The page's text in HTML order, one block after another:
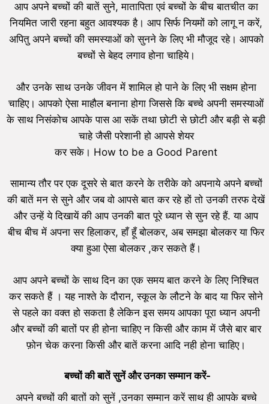
आप अपने बच्चों की बातें सुने, मातापिता एवं बच्चों के बीच बातचीत का
नियमित जारी रहना बहुत आवश्यक है। आप सिर्फ नियमों को लागू न करें,
अपितु अपने बच्चों की समस्याओं को सुनने के लिए भी मौजूद रहे। आपको
बच्चों से बेहद लगाव होना चाहिये।
और उनके साथ उनके जीवन में शामिल हो पाने के लिए भी सक्षम होना
चाहिए। आपको ऐसा माहौल बनाना होगा जिससे कि बच्चे अपनी समस्याओं
के साथ निसंकोच आपके पास आ सकें तथा छोटी से छोटी और बड़ी से बड़ी
चाहे जैसी परेशानी हो आपसे शेयर
कर सके। How to be a Good Parent
सामान्य तौर पर एक दूसरे से बात करने के तरीके को अपनाये अपने बच्चों
की बातें मन से सुने और जब वो आपसे बात कर रहे हों तो उनकी तरफ देखें
और उन्हें ये दिखायें की आप उनकी बात पूरे ध्यान से सुन रहे हैं. या आप
बीच बीच में अपना सर हिलाकर, हाँ हूँ बोलकर, अब समझा बोलकर या फिर
क्या हुआ ऐसा बोलकर ,कर सकते हैं।
आप अपने बच्चों के साथ दिन का एक समय बात करने के लिए निश्चित
कर सकते हैं । यह नाश्ते के दौरान, स्कूल के लौटने के बाद या फिर सोने
से पहले का वक्त हो सकता है लेकिन इस समय आपका पूरा ध्यान अपनी
और बच्चों की बातों पर ही होना चाहिए न किसी और काम में जैसे बार बार
फ़ोन चेक करना किसी और बातें करना आदि नही होना चाहिए।
बच्चों की बातें सुनें और उनका सम्मान करें-
अपने बच्चों की बातों को सुनें ,उनका सम्मान करें साथ ही आपके बच्चे